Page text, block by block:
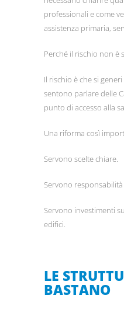
professionali e come
assistenza primaria,
Perché il rischio non è
Il rischio è che si
sentono parlare delle
punto di accesso alla
Una riforma così
Servono scelte chiare.
Servono
Servono investimenti
edifici.
LE
BASTANO